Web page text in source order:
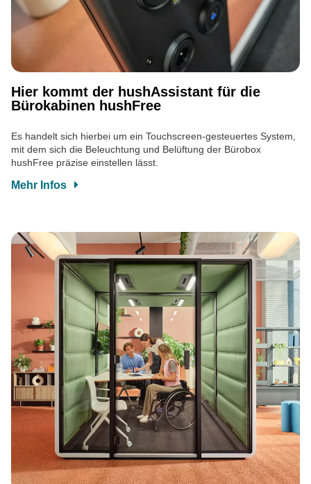
Hier kommt der hushAssistant für die
Bürokabinen hushFree
Es handelt sich hierbei um ein Touchscreen-gesteuertes System,
mit dem sich die Beleuchtung und Belüftung der Bürobox
hushFree präzise einstellen lässt.
Mehr Infos